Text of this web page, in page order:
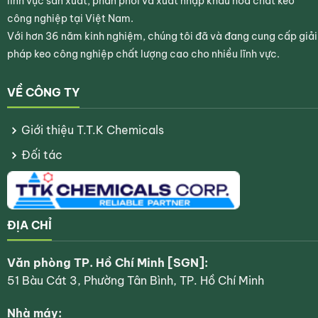
công nghiệp tại Việt Nam.
Với hơn 36 năm kinh nghiệm, chúng tôi đã và đang cung cấp giải
pháp keo công nghiệp chất lượng cao cho nhiều lĩnh vực.
VỀ CÔNG TY
Giới thiệu T.T.K Chemicals
Đối tác
ĐỊA CHỈ
Văn phòng TP. Hồ Chí Minh [SGN]:
51 Bàu Cát 3, Phường Tân Bình, TP. Hồ Chí Minh
Nhà máy: